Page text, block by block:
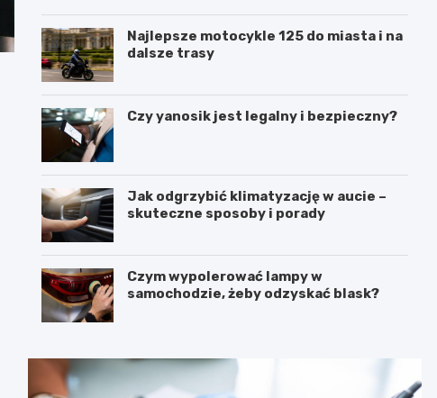
Najlepsze motocykle 125 do miasta i na
dalsze trasy
Czy yanosik jest legalny i bezpieczny?
Jak odgrzybić klimatyzację w aucie –
skuteczne sposoby i porady
Czym wypolerować lampy w
samochodzie, żeby odzyskać blask?